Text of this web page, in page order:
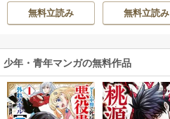
ハ
無料立読み
無料立読み
少年・青年マンガの無料作品